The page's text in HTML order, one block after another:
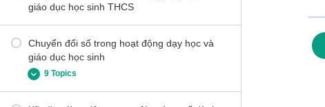
giáo dục học sinh THCS
Chuyển đổi số trong hoạt động dạy học và
giáo dục học sinh
9 Topics